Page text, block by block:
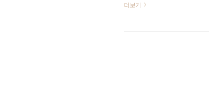
일(토)까지 진행될 예정입니
객이라면 모두 받으실 수 있
더보기